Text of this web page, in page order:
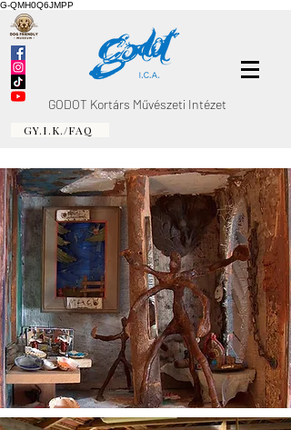
G-QMH0Q6JMPP
GODOT Kortárs Művészeti Intézet
GY.I.K./FAQ